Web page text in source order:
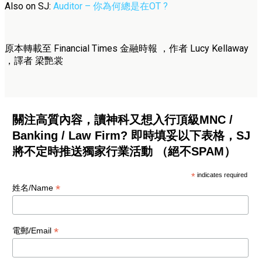
Also on SJ: Auditor – 你為何總是在OT ?
原本轉載至 Financial Times 金融時報 ，作者 Lucy Kellaway
，譯者 梁艷裳
關注高質內容，讀神科又想入行頂級MNC /
Banking / Law Firm? 即時填妥以下表格，SJ
將不定時推送獨家行業活動 （絕不SPAM）
* indicates required
姓名/Name *
電郵/Email *